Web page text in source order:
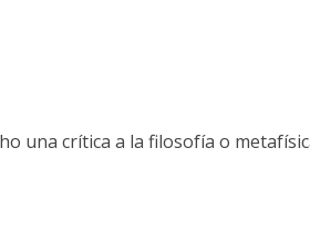
una crítica a la filosofía o